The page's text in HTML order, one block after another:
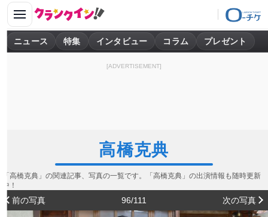
ニュース 特集 インタビュー コラム プレゼント
[ADVERTISEMENT]
高橋克典
「高橋克典」の関連記事、写真の一覧です。「高橋克典」の出演情報も随時更新
中！
前の写真 96/111 次の写真